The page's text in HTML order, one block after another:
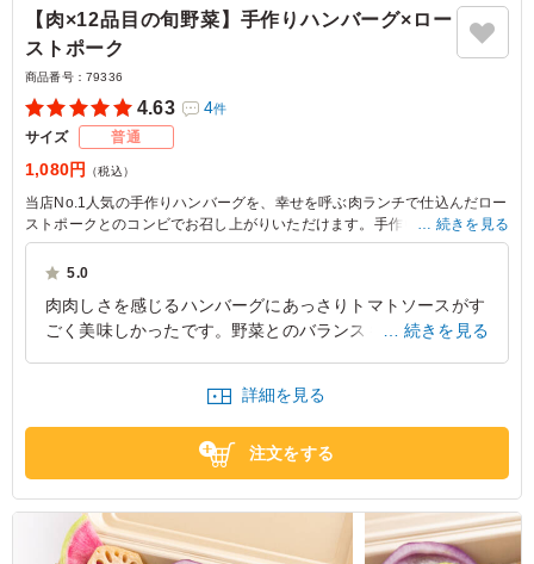
【肉×12品目の旬野菜】手作りハンバーグ×ロー
ストポーク
商品番号： 79336
4.63 4件
サイズ 普通
1,080円 （税込）
当店No.1人気の手作りハンバーグを、幸せを呼ぶ肉ランチで仕込んだロー
ストポークとのコンビでお召し上がりいただけます。手作りのトマトソー
スはハンバーグに、シャリアピンソースはローストポークにたっぷりおか
けしています。
※野菜は時期によって変わる場合がございます。
※ご飯の種類を下記プルダウンよりお選びください。
続きを見る
5.0
肉肉しさを感じるハンバーグにあっさりトマトソースがす
ごく美味しかったです。野菜とのバランスもよく、重たさ
サつかずべちゃっとせず、程よい甘みもあり、、、しっか
りとした量が入っていましたが、とても最後までおいしか
ったです。ローストポークもお弁当の中で良いアクセント
になっており、いい仕事してますね！
東京都新宿区舟町2026/07/16
続きを見る
詳細を見る
注文をする